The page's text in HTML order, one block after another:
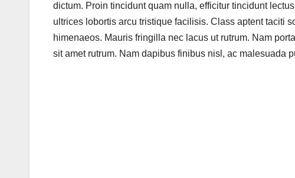
dictum. Proin tincidunt quam nulla, efficitur tincidunt
ultrices lobortis arcu tristique facilisis. Class aptent taciti
himenaeos. Mauris fringilla nec lacus ut rutrum. Nam
sit amet rutrum. Nam dapibus finibus nisl, ac malesuada